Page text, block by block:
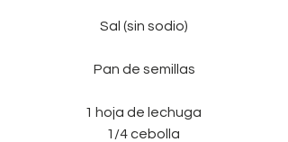
Sal (sin sodio)
Pan de semillas
1 hoja de lechuga
1/4 cebolla